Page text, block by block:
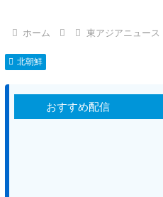
ホーム 東アジアニュース
北朝鮮
おすすめ配信